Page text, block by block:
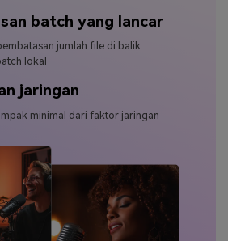
batch yang lancar
jumlah file di balik
lokal
jaringan
minimal dari faktor jaringan